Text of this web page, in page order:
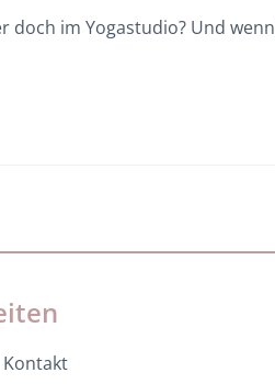
im Yogastudio? Und
Kontakt